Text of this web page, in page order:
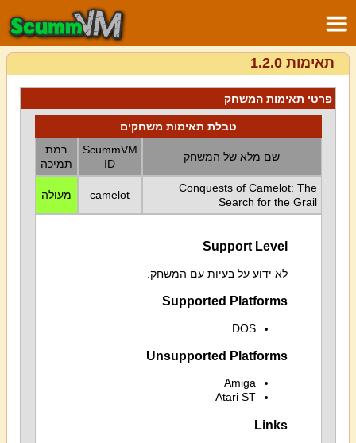
תאימות 1.2.0
פרטי תאימות המשחק
טבלת תאימות משחקים
שם מלא של המשחק
ScummVM
ID
רמת
תמיכה
Conquests of Camelot: The
Search for the Grail
camelot מעולה
Support Level
לא ידוע על בעיות עם המשחק.
Supported Platforms
DOS
Unsupported Platforms
Amiga
Atari ST
Links